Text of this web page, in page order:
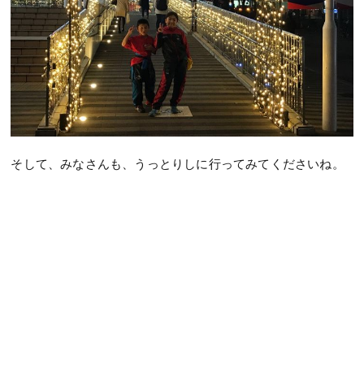
そして、みなさんも、うっとりしに行ってみてくださいね。